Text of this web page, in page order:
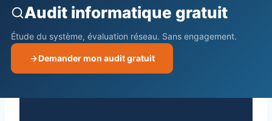
Audit informatique gratuit
Étude du système, évaluation réseau. Sans engagement.
Demander mon audit gratuit